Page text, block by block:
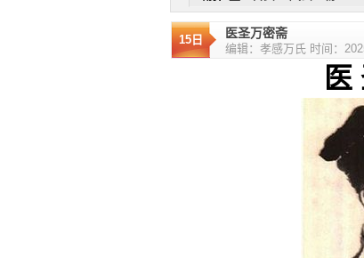
15日 医圣万密斋
编辑：孝感万氏 时间：
医 圣